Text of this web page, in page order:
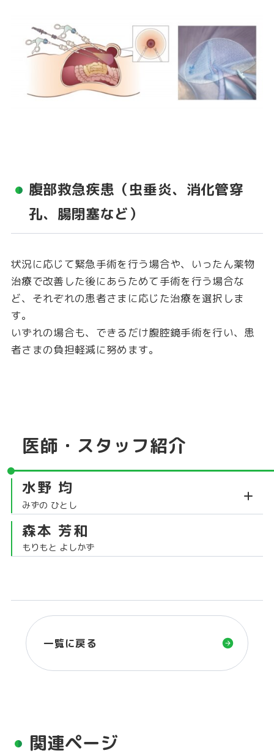
腹部救急疾患（虫垂炎、消化管穿
孔、腸閉塞など）
状況に応じて緊急手術を行う場合や、いったん薬物
治療で改善した後にあらためて手術を行う場合な
ど、それぞれの患者さまに応じた治療を選択しま
す。
いずれの場合も、できるだけ腹腔鏡手術を行い、患
者さまの負担軽減に努めます。
医師・スタッフ紹介
水野 均
みずの ひとし
森本 芳和
もりもと よしかず
一覧に戻る
関連ページ